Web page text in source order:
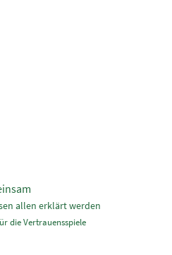
allen erklärt werden
die Vertrauensspiele